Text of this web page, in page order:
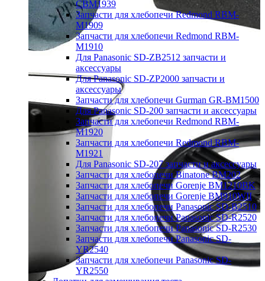
CBM1939
Запчасти для хлебопечи Redmond RBM-
M1909
Запчасти для хлебопечи Redmond RBM-
M1910
Для Panasonic SD-ZB2512 запчасти и
аксессуары
Для Panasonic SD-ZP2000 запчасти и
аксессуары
Запчасти для хлебопечи Gurman GR-BM1500
Для Panasonic SD-200 запчасти и аксессуары
Запчасти для хлебопечи Redmond RBM-
M1920
Запчасти для хлебопечи Redmond RBM-
M1921
Для Panasonic SD-207 запчасти и аксессуары
Запчасти для хлебопечи Binatone BM202
Запчасти для хлебопечи Gorenje BM1210BK
Запчасти для хлебопечи Gorenje BM910WII
Запчасти для хлебопечи Panasonic SD-B2510
Запчасти для хлебопечи Panasonic SD-R2520
Запчасти для хлебопечи Panasonic SD-R2530
Запчасти для хлебопечи Panasonic SD-
YR2540
Запчасти для хлебопечи Panasonic SD-
YR2550